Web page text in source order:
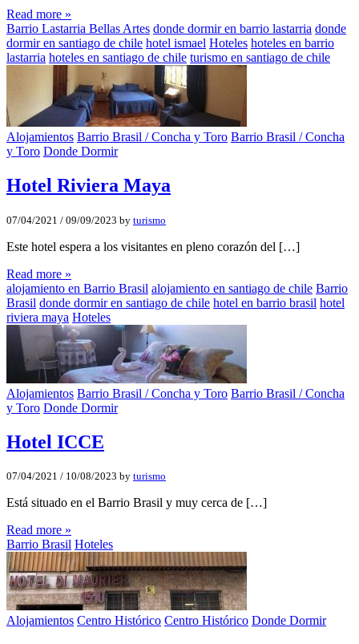
Read more »
Barrio Lastarria Bellas Artes donde dormir en barrio lastarria donde
dormir en santiago de chile hotel ismael Hoteles hoteles en barrio
lastarria hoteles en santiago de chile turismo en santiago de chile
Alojamientos Barrio Brasil / Concha y Toro Barrio Brasil / Concha
y Toro Donde Dormir
Hotel Riviera Maya
07/04/2021 / 09/09/2023 by turismo
Este hotel espera a los visitantes en pleno corazón del […]
Read more »
alojamiento en Barrio Brasil alojamiento en santiago de chile Barrio
Brasil donde dormir en santiago de chile hotel en barrio brasil hotel
riviera maya Hoteles
Alojamientos Barrio Brasil / Concha y Toro Barrio Brasil / Concha
y Toro Donde Dormir
Hotel ICCE
07/04/2021 / 10/08/2023 by turismo
Está situado en el Barrio Brasil y muy cerca de […]
Read more »
Barrio Brasil Hoteles
Alojamientos Centro Histórico Centro Histórico Donde Dormir